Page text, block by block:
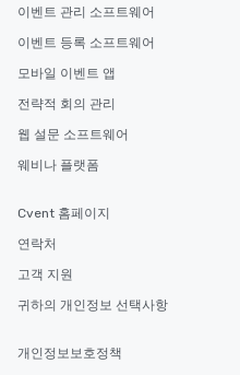
이벤트 관리 소프트웨어
이벤트 등록 소프트웨어
모바일 이벤트 앱
전략적 회의 관리
웹 설문 소프트웨어
웨비나 플랫폼
Cvent 홈페이지
연락처
고객 지원
귀하의 개인정보 선택사항
개인정보보호정책